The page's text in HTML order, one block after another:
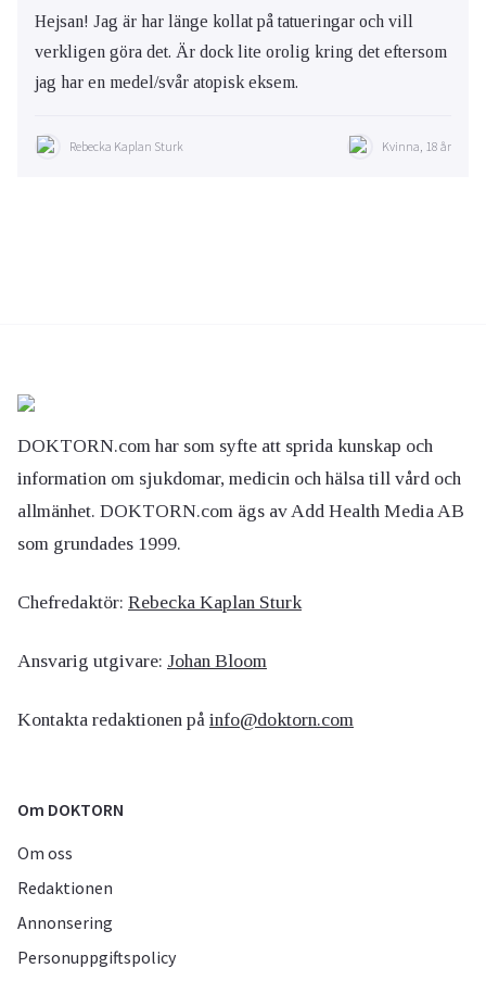
Hejsan! Jag är har länge kollat på tatueringar och vill
verkligen göra det. Är dock lite orolig kring det eftersom
jag har en medel/svår atopisk eksem.
Rebecka Kaplan Sturk Kvinna, 18 år
DOKTORN.com har som syfte att sprida kunskap och
information om sjukdomar, medicin och hälsa till vård och
allmänhet. DOKTORN.com ägs av Add Health Media AB
som grundades 1999.
Chefredaktör: Rebecka Kaplan Sturk
Ansvarig utgivare: Johan Bloom
Kontakta redaktionen på info@doktorn.com
Om DOKTORN
Om oss
Redaktionen
Annonsering
Personuppgiftspolicy